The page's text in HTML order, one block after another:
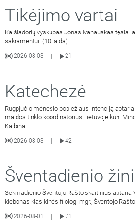
Tikėjimo vartai
Kaišiadorių vyskupas Jonas Ivanauskas tęsia
sakramentui. (10 laida)
2026-08-03
21
Katechezė
Rugpjūčio mėnesio popiežiaus intenciją
maldos tinklo koordinatorius Lietuvoje kun.
Kalbina
2026-08-03
42
Šventadienio
Sekmadienio Šventojo Rašto skaitinius aptaria
klebonas klasikinės filolog. mgr., Šventojo
2026-08-01 |
71